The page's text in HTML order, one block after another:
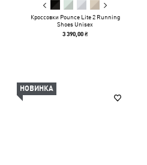
Кроссовки Pounce Lite 2 Running
Shoes Unisex
3 390,00 ₴
НОВИНКА